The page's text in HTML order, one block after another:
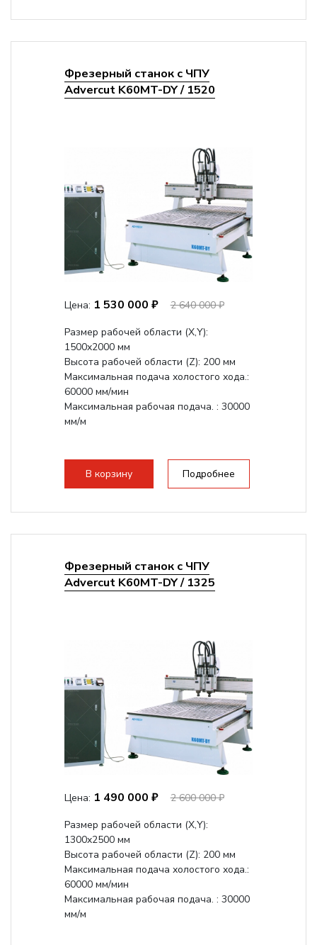
Фрезерный станок с ЧПУ
Advercut K60MT-DY / 1520
Цена: 1 530 000 ₽
2 640 000 ₽
Размер рабочей области (Х,Y):
1500x2000 мм
Высота рабочей области (Z): 200 мм
Максимальная подача холостого хода.:
60000 мм/мин
Максимальная рабочая подача. : 30000
мм/м
В корзину Подробнее
Фрезерный станок с ЧПУ
Advercut K60MT-DY / 1325
Цена: 1 490 000 ₽
2 600 000 ₽
Размер рабочей области (Х,Y):
1300x2500 мм
Высота рабочей области (Z): 200 мм
Максимальная подача холостого хода.:
60000 мм/мин
Максимальная рабочая подача. : 30000
мм/м